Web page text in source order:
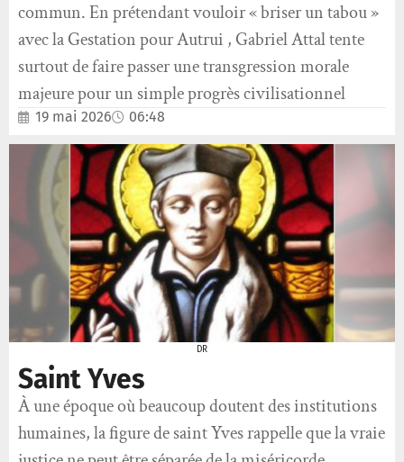
commun. En prétendant vouloir « briser un tabou »
avec la Gestation pour Autrui , Gabriel Attal tente
surtout de faire passer une transgression morale
majeure pour un simple progrès civilisationnel
19 mai 2026 06:48
DR
Saint Yves
À une époque où beaucoup doutent des institutions
humaines, la figure de saint Yves rappelle que la vraie